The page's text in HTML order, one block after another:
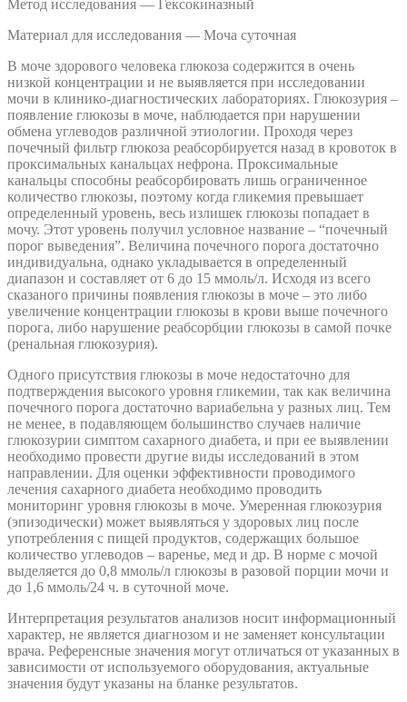
Метод исследования — Гексокиназный
Материал для исследования — Моча суточная
В моче здорового человека глюкоза содержится в очень
низкой концентрации и не выявляется при исследовании
мочи в клинико-диагностических лабораториях. Глюкозурия –
появление глюкозы в моче, наблюдается при нарушении
обмена углеводов различной этиологии. Проходя через
почечный фильтр глюкоза реабсорбируется назад в кровоток в
проксимальных канальцах нефрона. Проксимальные
канальцы способны реабсорбировать лишь ограниченное
количество глюкозы, поэтому когда гликемия превышает
определенный уровень, весь излишек глюкозы попадает в
мочу. Этот уровень получил условное название – “почечный
порог выведения”. Величина почечного порога достаточно
индивидуальна, однако укладывается в определенный
диапазон и составляет от 6 до 15 ммоль/л. Исходя из всего
сказаного причины появления глюкозы в моче – это либо
увеличение концентрации глюкозы в крови выше почечного
порога, либо нарушение реабсорбции глюкозы в самой почке
(ренальная глюкозурия).
Одного присутствия глюкозы в моче недостаточно для
подтверждения высокого уровня гликемии, так как величина
почечного порога достаточно вариабельна у разных лиц. Тем
не менее, в подавляющем большинство случаев наличие
глюкозурии симптом сахарного диабета, и при ее выявлении
необходимо провести другие виды исследований в этом
направлении. Для оценки эффективности проводимого
лечения сахарного диабета необходимо проводить
мониторинг уровня глюкозы в моче. Умеренная глюкозурия
(эпизодически) может выявляться у здоровых лиц после
употребления с пищей продуктов, содержащих большое
количество углеводов – варенье, мед и др. В норме с мочой
выделяется до 0,8 ммоль/л глюкозы в разовой порции мочи и
до 1,6 ммоль/24 ч. в суточной моче.
Интерпретация результатов анализов носит информационный
характер, не является диагнозом и не заменяет консультации
врача. Референсные значения могут отличаться от указанных в
зависимости от используемого оборудования, актуальные
значения будут указаны на бланке результатов.